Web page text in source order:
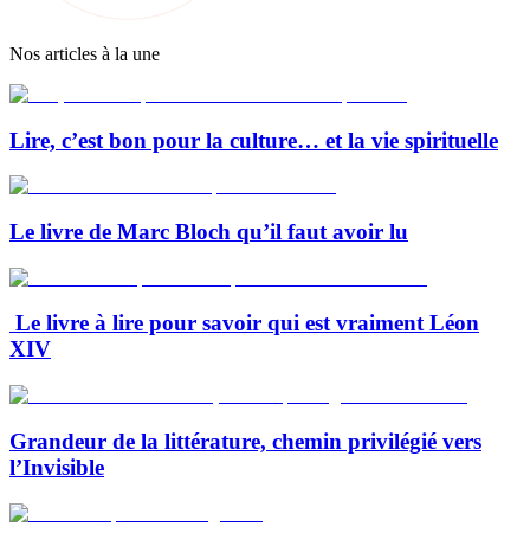
Nos articles à la une
Lire, c’est bon pour la culture… et la vie spirituelle
Le livre de Marc Bloch qu’il faut avoir lu
Le livre à lire pour savoir qui est vraiment Léon
XIV
Grandeur de la littérature, chemin privilégié vers
l’Invisible